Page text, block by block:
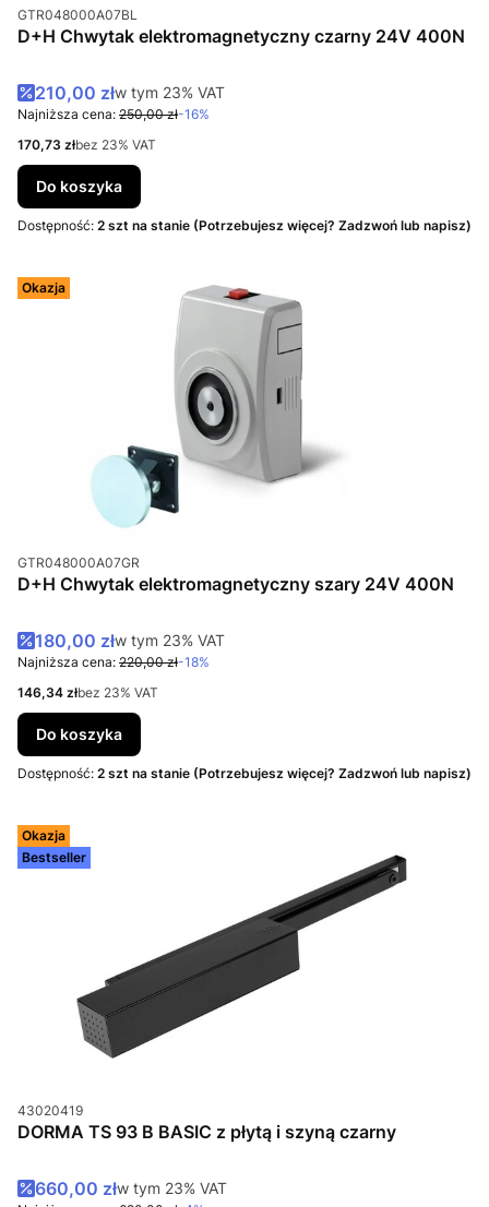
Kod produktu
GTR048000A07BL
D+H Chwytak elektromagnetyczny czarny 24V 400N
Cena promocyjna brutto
210,00 złw tym %s VAT
w tym 23% VAT
Najniższa cena: 250,00 zł-16%
Cena netto
170,73 złbez 23% VAT
Do koszyka
Dostępność: 2 szt na stanie (Potrzebujesz więcej? Zadzwoń lub napisz)
Okazja
Kod produktu
GTR048000A07GR
D+H Chwytak elektromagnetyczny szary 24V 400N
Cena promocyjna brutto
180,00 złw tym %s VAT
w tym 23% VAT
Najniższa cena: 220,00 zł-18%
Cena netto
146,34 złbez 23% VAT
Do koszyka
Dostępność: 2 szt na stanie (Potrzebujesz więcej? Zadzwoń lub napisz)
Okazja
Bestseller
Kod produktu
43020419
DORMA TS 93 B BASIC z płytą i szyną czarny
Cena promocyjna brutto
660,00 złw tym %s VAT
w tym 23% VAT